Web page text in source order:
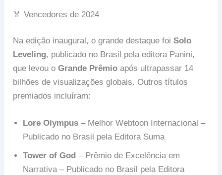
🏅 Vencedores de 2024
Na edição inaugural, o grande destaque foiSolo
Leveling, publicado no Brasil pela editora Panini,
que levou oGrande Prêmio após ultrapassar 14
bilhões de visualizações globais. Outros títulos
premiados incluíram:
Lore Olympus – Melhor Webtoon Internacional –
Publicado no Brasil pela Editora Suma
Tower of God – Prêmio de Excelência em
Narrativa – Publicado no Brasil pela Editora